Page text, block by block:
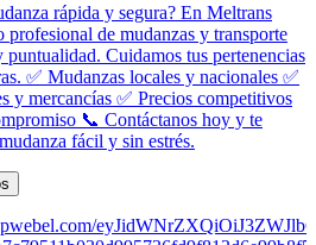
rápida y segura? En Meltrans
profesional de mudanzas y transporte
puntualidad. Cuidamos tus pertenencias
✅ Mudanzas locales y nacionales ✅
y mercancías ✅ Precios competitivos
📞 Contáctanos hoy y te
fácil y sin estrés.